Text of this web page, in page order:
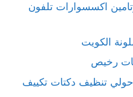
اكسسوارات تلفون
الكويت
رخيص
تنظيف دكتات تكييف